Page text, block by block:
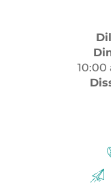
10:00